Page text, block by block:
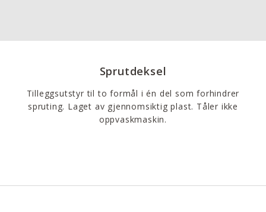
Sprutdeksel
Tilleggsutstyr til to formål i én del som forhindrer
spruting. Laget av gjennomsiktig plast. Tåler ikke
oppvaskmaskin.